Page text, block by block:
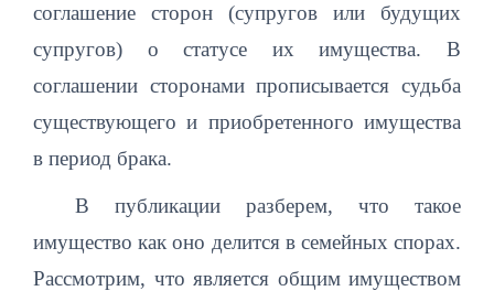
соглашение сторон (супругов или будущих
супругов) о статусе их имущества. В
соглашении сторонами прописывается судьба
существующего и приобретенного имущества
в период брака.
В публикации разберем, что такое
имущество как оно делится в семейных спорах.
Рассмотрим, что является общим имуществом